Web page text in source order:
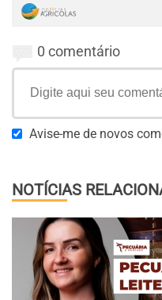
0 comentário
Avise-me de novos
NOTÍCIAS